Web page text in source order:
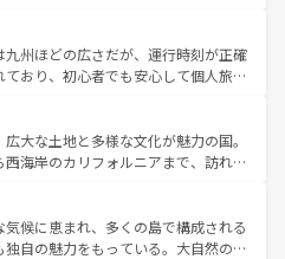
それぞれで全く異なる文化を体験で
う。 なお、新着のフランス情報はコンテンツ一覧
体験してほしい。 なお、新着の
ンツ一覧を参照してほしい。
がある。また、優雅なアフタヌーン
にはたまらない英国パブ、サッカー観
そできる体験も豊富。イギリスを旅
しい。
九州ほどの広さだが、運行時刻が正確
おり、初心者でも安心して個人旅行
町や、スイスならではのユニークな
ス観光だけでなく町歩きも満喫する
所得が高いため物価も高いが、旅行
を楽しむこともできる。 なお、新
ンテンツ一覧 を参照してほしい。
大な土地と多様な文化が魅力の国。
海岸のカリフォルニアまで、訪れる
観光、ショッピング、エンターテイ
激的なスポットだ。一方、アメリカ
がり、グランドキャニオンやイエロー
候に恵まれ、多くの島で構成される
自の魅力をもっている。大自然の神